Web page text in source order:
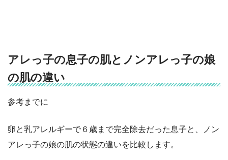
アレっ子の息子の肌とノンアレっ子の娘
の肌の違い
参考までに
卵と乳アレルギーで６歳まで完全除去だった息子と、ノン
アレっ子の娘の肌の状態の違いを比較します。